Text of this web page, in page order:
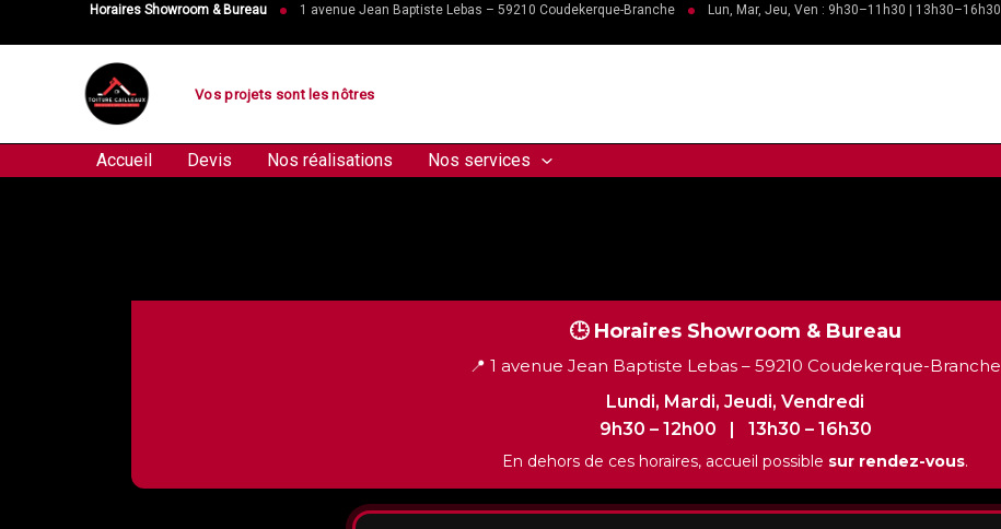
au
Horaires Showroom & Bureau 1 avenue Jean Baptiste Lebas – 59210 Coudekerque-Branche Lun, Mar, Jeu, Ven : 9h30–11h30 | 13h30–16h30
Vos projets sont les nôtres
Accueil Devis Nos réalisations Nos services
🕒 Horaires Showroom & Bureau
📍 1 avenue Jean Baptiste Lebas – 59210 Coudekerque-Branche
Lundi, Mardi, Jeudi, Vendredi
9h30 – 12h00 | 13h30 – 16h30
En dehors de ces horaires, accueil possible sur rendez-vous.